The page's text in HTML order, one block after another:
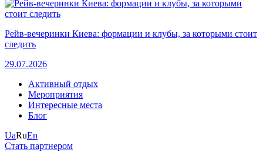
Рейв-вечеринки Киева: формации и клубы, за которыми стоит
следить
29.07.2026
Активный отдых
Мероприятия
Интересные места
Блог
UaRuEn
Стать партнером